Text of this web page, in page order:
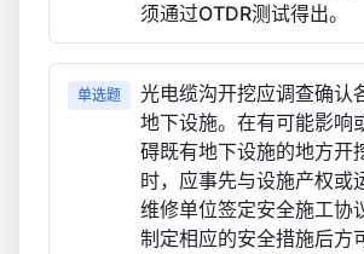
须通过OTDR测试得出。
单选题
光电缆沟开挖应调查确认
地下设施。在有可能影响
碍既有地下设施的地方开
时，应事先与设施产权或
维修单位签定安全施工协
制定相应的安全措施后方